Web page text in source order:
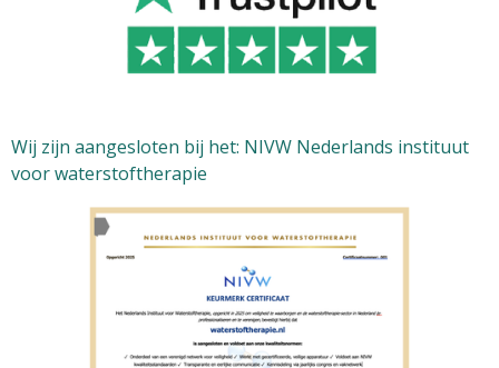
Wij zijn aangesloten bij het: NIVW Nederlands instituut
voor waterstoftherapie